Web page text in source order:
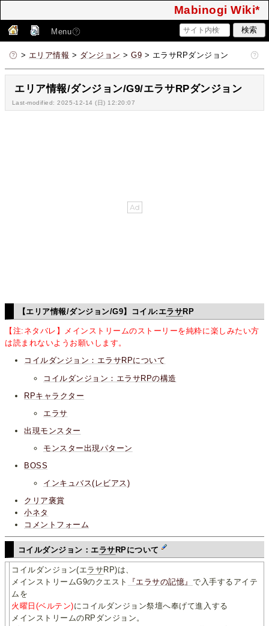
Mabinogi Wiki*
Menu
> エリア情報 > ダンジョン >G9 > エラサRPダンジョン
エリア情報/ダンジョン/G9/エラサRPダンジョン
Last-modified: 2025-12-14 (日) 12:20:07
【エリア情報/ダンジョン/G9】コイル:エラサRP
【注:ネタバレ】メインストリームのストーリーを純粋に楽しみたい方
は読まれないようお願いします。
コイルダンジョン：エラサRPについて
コイルダンジョン：エラサRPの構造
RPキャラクター
エラサ
出現モンスター
モンスター出現パターン
BOSS
インキュバス(レビアス)
クリア褒賞
小ネタ
コメントフォーム
コイルダンジョン：エラサ RPについて
コイルダンジョン(エラサRP)は、
メインストリームG9のクエスト
『エラサの記憶』 で入手するアイテ
ムを
火曜日(ベルテン)にコイルダンジョン祭壇へ奉げて進入する
メインストリームのRPダンジョン。